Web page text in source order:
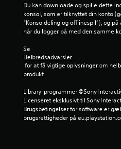
Du kan downloade og spille dette
konsol, som er tilknyttet din konto
“Konsoldeling og offlinespil”), og
når du logger på med den samme
Se
Helbredsadvarsler
produkt.
Library-programmer ©Sony
Licenseret eksklusivt til Sony
Brugsbetingelser for software er
brugsrettigheder på